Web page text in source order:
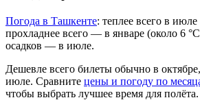
Погода в Ташкенте: теплее всего в
прохладнее всего — в январе (около 6
осадков — в июле.
Дешевле всего билеты обычно в
июле. Сравните цены и погоду по
чтобы выбрать лучшее время для полёта.